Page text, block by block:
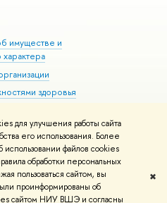
для улучшения работы сайта
его использования. Более
файлов cookies
обработки персональных
пользоваться сайтом, вы
проинформированы об
сайтом НИУ ВШЭ и согласны
✖
имуществе и
здоровья
контакты Условия использования